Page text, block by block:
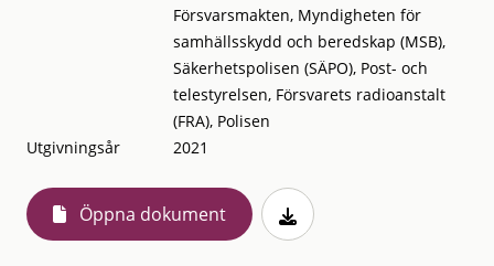
Försvarsmakten, Myndigheten för
samhällsskydd och beredskap (MSB),
Säkerhetspolisen (SÄPO), Post- och
telestyrelsen, Försvarets radioanstalt
(FRA), Polisen
Utgivningsår
2021
Öppna dokument